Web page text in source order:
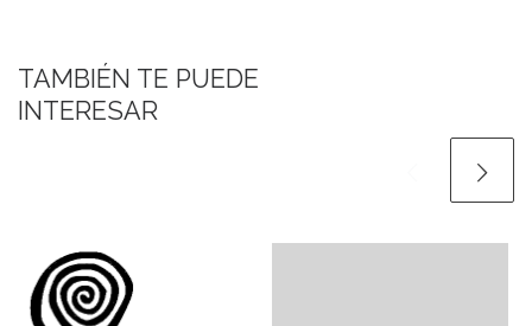
TAMBIÉN TE PUEDE
INTERESAR